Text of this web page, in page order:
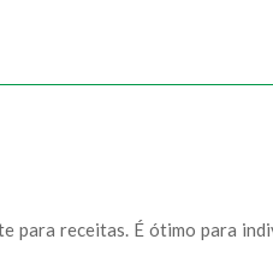
para receitas. É ótimo para